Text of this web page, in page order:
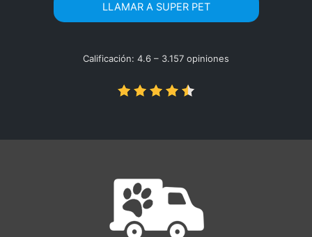
LLAMAR A SUPER PET
Calificación: 4.6 – ‎3.157 opiniones